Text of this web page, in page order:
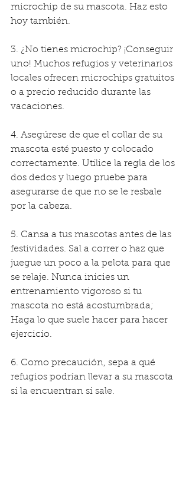
microchip de su mascota. Haz esto
hoy también.
3. ¿No tienes microchip? ¡Conseguir
uno! Muchos refugios y veterinarios
locales ofrecen microchips gratuitos
o a precio reducido durante las
vacaciones.
4. Asegúrese de que el collar de su
mascota esté puesto y colocado
correctamente. Utilice la regla de los
dos dedos y luego pruebe para
asegurarse de que no se le resbale
por la cabeza.
5. Cansa a tus mascotas antes de las
festividades. Sal a correr o haz que
juegue un poco a la pelota para que
se relaje. Nunca inicies un
entrenamiento vigoroso si tu
mascota no está acostumbrada;
Haga lo que suele hacer para hacer
ejercicio.
6. Como precaución, sepa a qué
refugios podrían llevar a su mascota
si la encuentran si sale.